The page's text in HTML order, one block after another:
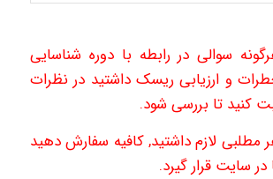
سوالی در رابطه با دوره شناسایی
و ارزیابی ریسک داشتید در نظرات
کنید تا بررسی شود.
مطلبی لازم داشتید, کافیه سفارش دهید
در سایت قرار گیرد.